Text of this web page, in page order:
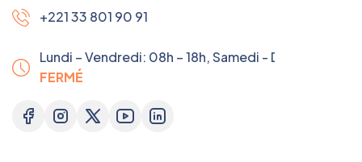
+221 33 801 90 91
Lundi – Vendredi: 08h – 18h,Samedi - Dimanche:
FERMÉ